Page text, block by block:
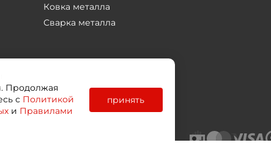
Ковка металла
Сварка металла
Продолжая
с Политикой
и Правилами
принять